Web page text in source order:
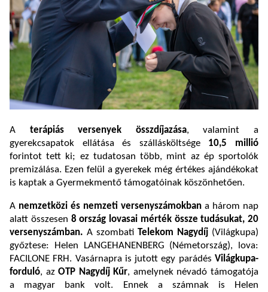
A terápiás versenyek összdíjazása, valamint a
gyerekcsapatok ellátása és szállásköltsége 10,5 millió
forintot tett ki; ez tudatosan több, mint az ép sportolók
premizálása. Ezen felül a gyerekek még értékes ajándékokat
is kaptak a Gyermekmentő támogatóinak köszönhetően.
A nemzetközi és nemzeti versenyszámokban a három nap
alatt összesen 8 ország lovasai mérték össze tudásukat, 20
versenyszámban. A szombati Telekom Nagydíj (Világkupa)
győztese: Helen LANGEHANENBERG (Németország), lova:
FACILONE FRH. Vasárnapra is jutott egy parádés Világkupa-
forduló, azOTP Nagydíj Kűr, amelynek névadó támogatója
a magyar bank volt. Ennek a számnak is Helen